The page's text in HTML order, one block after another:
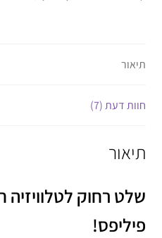
תיאור
חוות דעת (7)
תיאור
פיליפס!